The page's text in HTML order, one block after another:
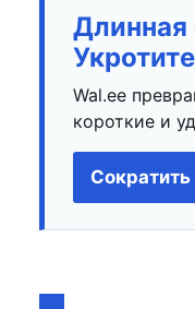
Длинная
Wal.ee
короткие и